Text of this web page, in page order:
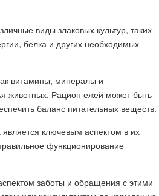
виды злаковых культур, таких
белка и других необходимых
витамины, минералы и
животных. Рацион ежей может быть
баланс питательных веществ.
ключевым аспектом в их
функционирование
заботы и обращения с этими